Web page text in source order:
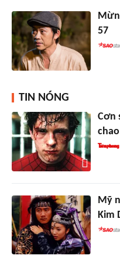
57
TIN NÓNG
Cơn
Mỹ
Kim